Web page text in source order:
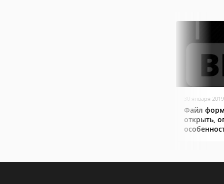
30 января 2019
Файл
открыть,